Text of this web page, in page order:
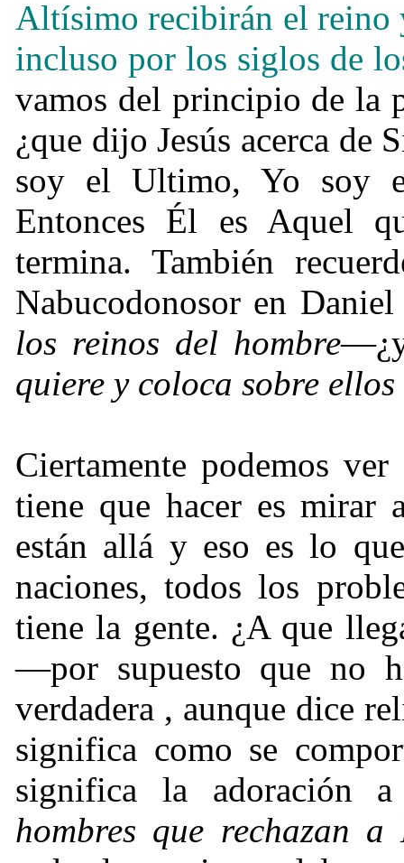
Altísimo recibirán el reino
incluso por los siglos de
vamos del principio de la
¿que dijo Jesús acerca de
soy el Ultimo, Yo soy
Entonces Él es Aquel
termina. También
Nabucodonosor en
los reinos del hombre—¿
quiere y coloca sobre
Ciertamente podemos
tiene que hacer es mirar
están allá y eso es lo
naciones, todos los
tiene la gente. ¿A que
—por supuesto que no
verdadera , aunque dice
significa como se
significa la adoración
hombres que rechazan a